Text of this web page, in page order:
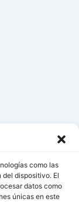
como las
dispositivo. El
datos como
únicas en este